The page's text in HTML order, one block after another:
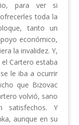
para ver si
toda la
tanto un
económico,
la invalidez. Y,
Cartero estaba
le iba a ocurrir
que Bizovac
volvió, sano
satisfechos. Y
aunque en su